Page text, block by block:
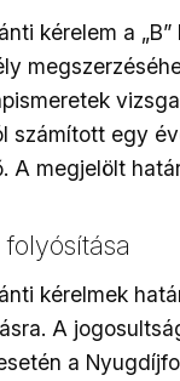
kérelem a „B”
számított egy
A megjelölt
kérelmek
A
a